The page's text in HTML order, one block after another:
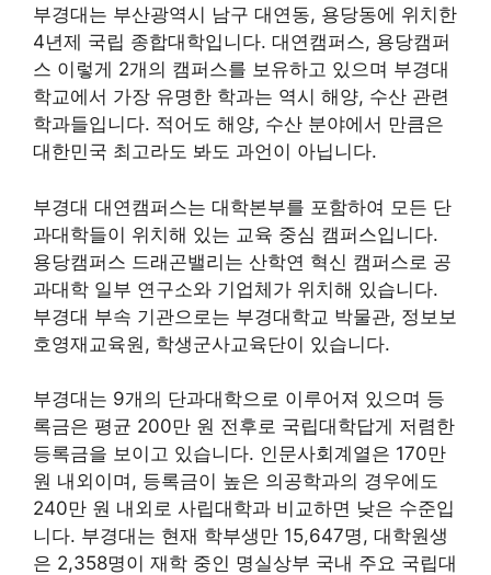
부경대는 부산광역시 남구 대연동, 용당동에 위치한
4년제 국립 종합대학입니다. 대연캠퍼스, 용당캠퍼
스 이렇게 2개의 캠퍼스를 보유하고 있으며 부경대
학교에서 가장 유명한 학과는 역시 해양, 수산 관련
학과들입니다. 적어도 해양, 수산 분야에서 만큼은
대한민국 최고라도 봐도 과언이 아닙니다.
부경대 대연캠퍼스는 대학본부를 포함하여 모든 단
과대학들이 위치해 있는 교육 중심 캠퍼스입니다.
용당캠퍼스 드래곤밸리는 산학연 혁신 캠퍼스로 공
과대학 일부 연구소와 기업체가 위치해 있습니다.
부경대 부속 기관으로는 부경대학교 박물관, 정보보
호영재교육원, 학생군사교육단이 있습니다.
부경대는 9개의 단과대학으로 이루어져 있으며 등
록금은 평균 200만 원 전후로 국립대학답게 저렴한
등록금을 보이고 있습니다. 인문사회계열은 170만
원 내외이며, 등록금이 높은 의공학과의 경우에도
240만 원 내외로 사립대학과 비교하면 낮은 수준입
니다. 부경대는 현재 학부생만 15,647명, 대학원생
은 2,358명이 재학 중인 명실상부 국내 주요 국립대